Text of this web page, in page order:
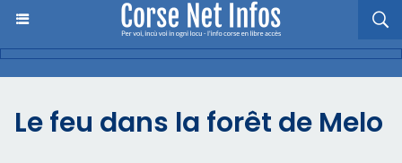
Le feu dans la forêt de Melo